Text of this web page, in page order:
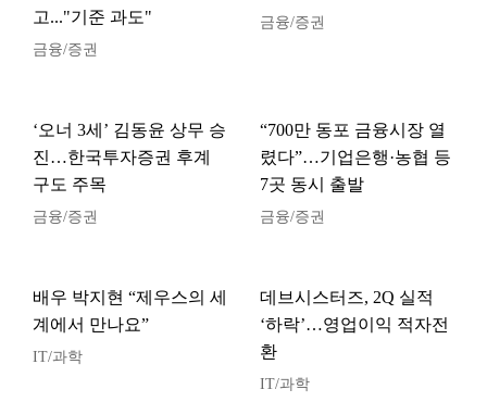
고..."기준 과도"
금융/증권
금융/증권
‘오너 3세’ 김동윤 상무 승
진…한국투자증권 후계
구도 주목
금융/증권
“700만 동포 금융시장 열
렸다”…기업은행·농협 등
7곳 동시 출발
금융/증권
배우 박지현 “제우스의 세
계에서 만나요”
IT/과학
데브시스터즈, 2Q 실적
‘하락’…영업이익 적자전
환
IT/과학